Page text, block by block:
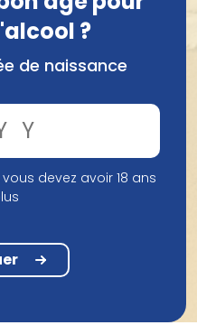
Calvados Infused 33Cl
?
de naissance
devez avoir 18 ans